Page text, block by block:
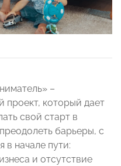
–
проект, который дает
свой старт в
барьеры, с
в начале пути:
и отсутствие